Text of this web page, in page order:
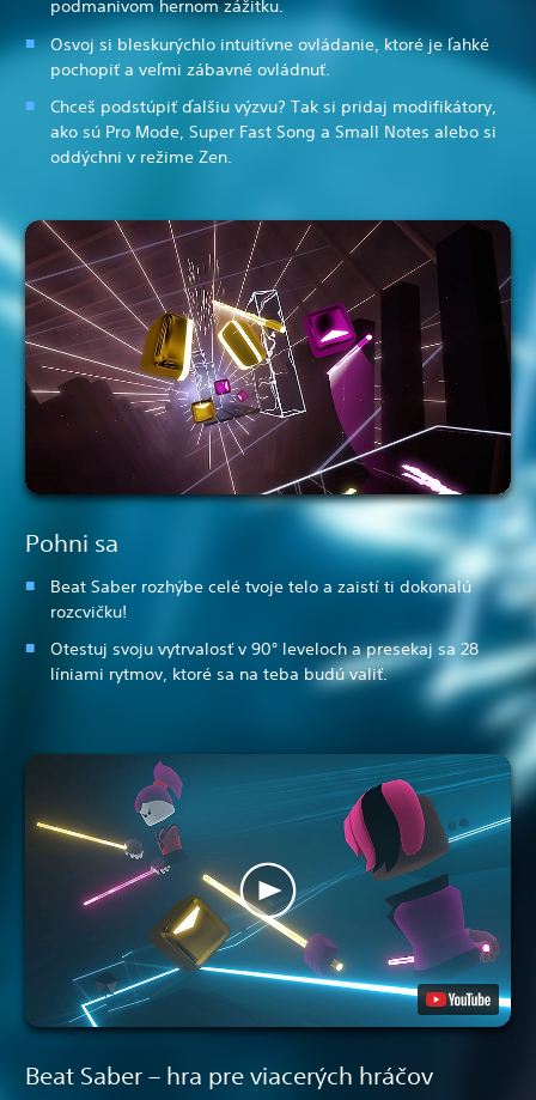
podmanivom hernom zážitku.
Osvoj si bleskurýchlo intuitívne ovládanie, ktoré je ľahké
pochopiť a veľmi zábavné ovládnuť.
Chceš podstúpiť ďalšiu výzvu? Tak si pridaj modifikátory,
ako sú Pro Mode, Super Fast Song a Small Notes alebo si
oddýchni v režime Zen.
Pohni sa
Beat Saber rozhýbe celé tvoje telo a zaistí ti dokonalú
rozcvičku!
Otestuj svoju vytrvalosť v 90° leveloch a presekaj sa 28
líniami rytmov, ktoré sa na teba budú valiť.
Beat Saber – hra pre viacerých hráčov